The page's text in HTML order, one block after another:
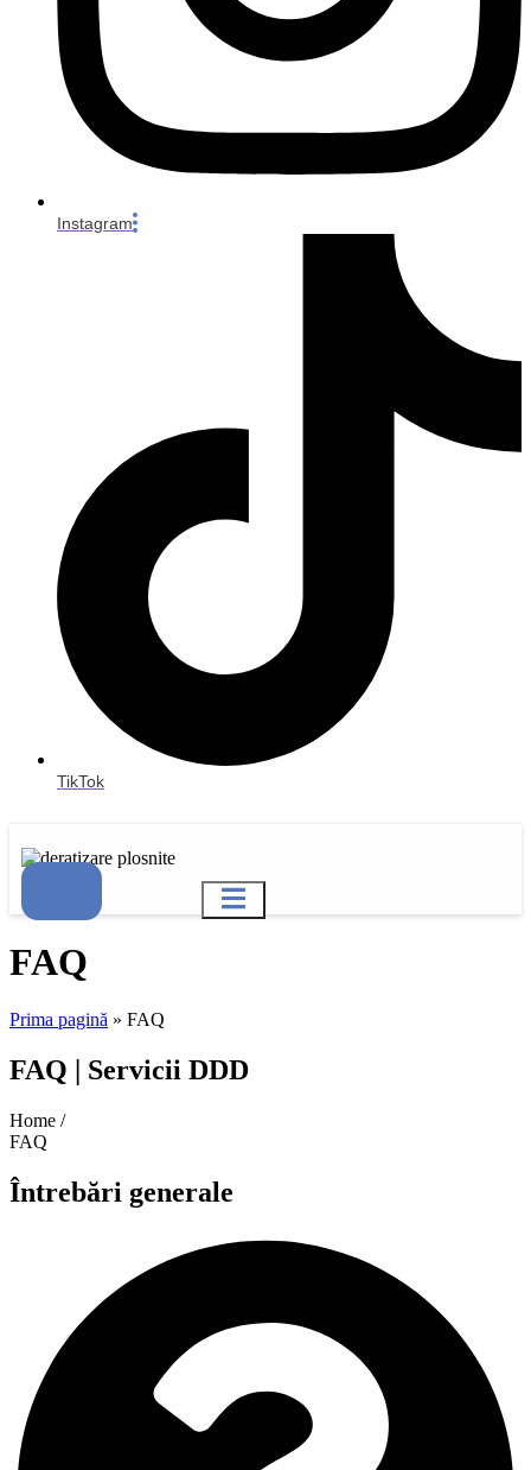
Instagram
TikTok
FAQ
Prima pagină » FAQ
FAQ | Servicii DDD
Home /
FAQ
Întrebări generale